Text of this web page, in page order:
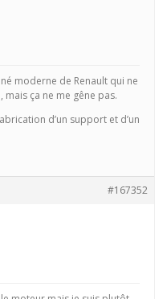
moderne de Renault qui ne
ça ne me gêne pas.
d’un support et d’un
#167352